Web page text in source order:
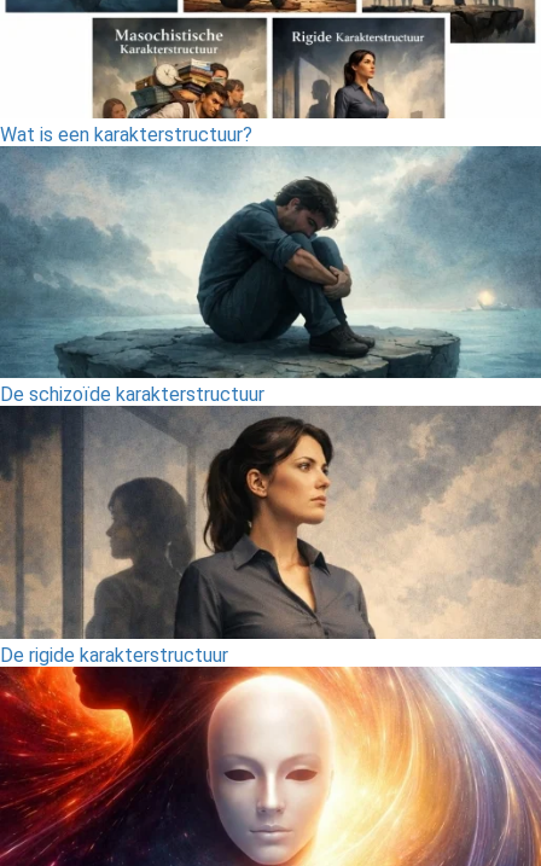
Wat is een karakterstructuur?
De schizoïde karakterstructuur
De rigide karakterstructuur